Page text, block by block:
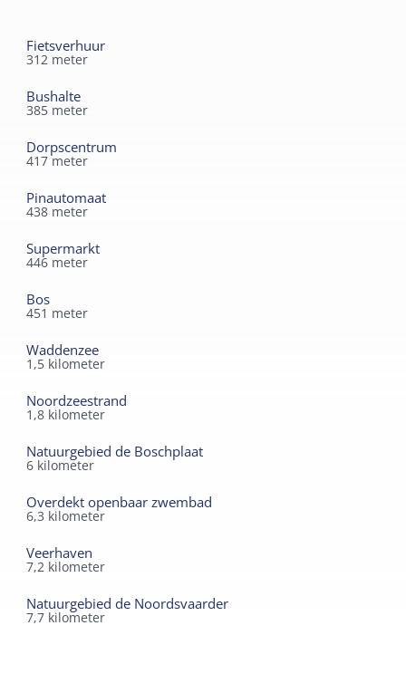
Fietsverhuur
312 meter
Bushalte
385 meter
Dorpscentrum
417 meter
Pinautomaat
438 meter
Supermarkt
446 meter
Bos
451 meter
Waddenzee
1,5 kilometer
Noordzeestrand
1,8 kilometer
Natuurgebied de Boschplaat
6 kilometer
Overdekt openbaar zwembad
6,3 kilometer
Veerhaven
7,2 kilometer
Natuurgebied de Noordsvaarder
7,7 kilometer